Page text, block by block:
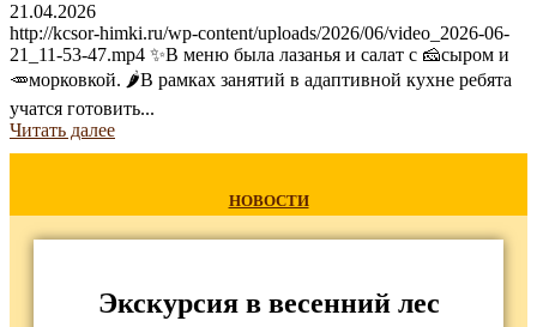
21.04.2026
http://kcsor-himki.ru/wp-content/uploads/2026/06/video_2026-06-
21_11-53-47.mp4 ✨В меню была лазанья и салат с 🧀сыром и
🥕морковкой. 🌶В рамках занятий в адаптивной кухне ребята
учатся готовить...
Читать далее
НОВОСТИ
Экскурсия в весенний лес